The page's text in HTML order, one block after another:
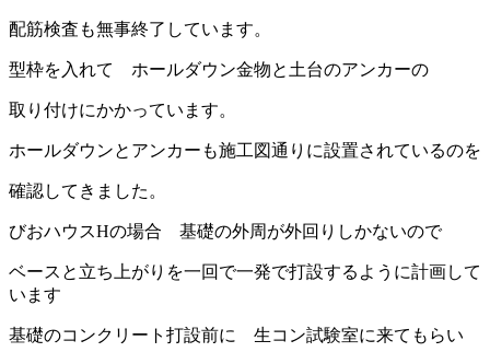
配筋検査も無事終了しています。
型枠を入れて ホールダウン金物と土台のアンカーの
取り付けにかかっています。
ホールダウンとアンカーも施工図通りに設置されているのを
確認してきました。
びおハウスHの場合 基礎の外周が外回りしかないので
ベースと立ち上がりを一回で一発で打設するように計画して
います
基礎のコンクリート打設前に 生コン試験室に来てもらい